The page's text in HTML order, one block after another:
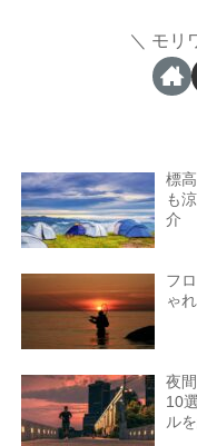
モリ
標
も
介
フ
ゃ
夜
10
ル